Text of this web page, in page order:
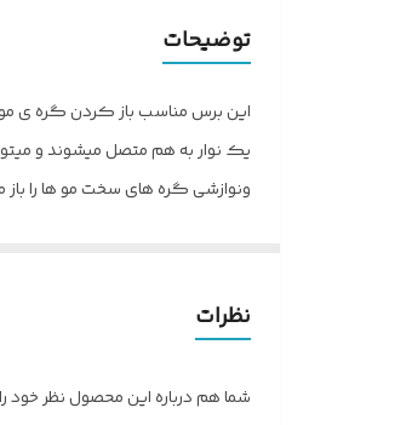
توضیحات
این برس مناسب باز کردن گره ی
یک نوار به هم متصل میشوند و
ونوازشی گره های سخت مو ها را باز
نظرات
شما هم درباره این محصول نظر خود